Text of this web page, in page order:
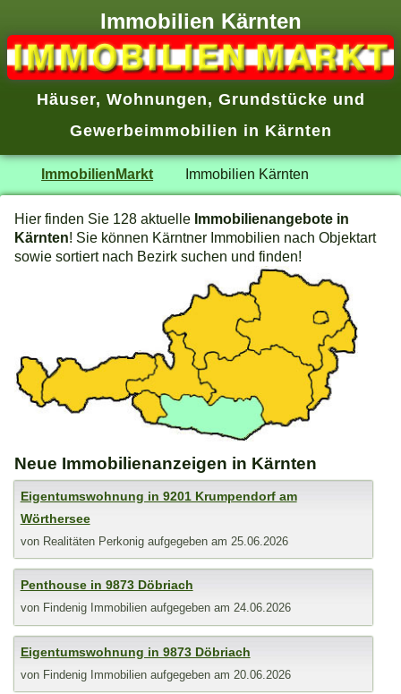
Immobilien Kärnten
Häuser, Wohnungen, Grundstücke und
Gewerbeimmobilien in Kärnten
ImmobilienMarkt Immobilien Kärnten
Hier finden Sie 128 aktuelle Immobilienangebote in
Kärnten! Sie können Kärntner Immobilien nach Objektart
sowie sortiert nach Bezirk suchen und finden!
Neue Immobilienanzeigen in Kärnten
Eigentumswohnung in 9201 Krumpendorf am
Wörthersee
von Realitäten Perkonig aufgegeben am 25.06.2026
Penthouse in 9873 Döbriach
von Findenig Immobilien aufgegeben am 24.06.2026
Eigentumswohnung in 9873 Döbriach
von Findenig Immobilien aufgegeben am 20.06.2026